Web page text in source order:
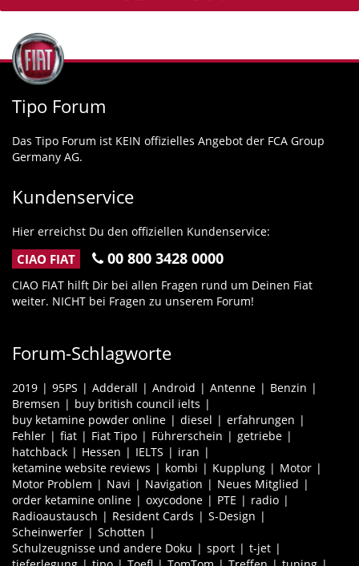
Tipo Forum
Das Tipo Forum ist KEIN offizielles Angebot der FCA Group
Germany AG.
Kundenservice
Hier erreichst Du den offiziellen Kundenservice:
CIAO FIAT 00 800 3428 0000
CIAO FIAT hilft Dir bei allen Fragen rund um Deinen Fiat
weiter. NICHT bei Fragen zu unserem Forum!
Forum-Schlagworte
2019 95PS Adderall Android Antenne
Benzin
Bremsen
buy british council ielts
buy ketamine powder online
diesel
erfahrungen
Fehler
fiat Fiat Tipo Führerschein
getriebe
hatchback
Hessen IELTS
iran
ketamine website reviews
kombi Kupplung
Motor
Motor Problem
Navi Navigation
Neues Mitglied
order ketamine online
oxycodone PTE
radio
Radioaustausch
Resident Cards
S-Design
Scheinwerfer
Schotten
Schulzeugnisse und andere Doku
sport
t-jet